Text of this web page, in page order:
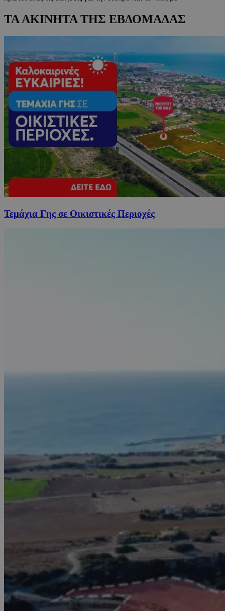
ΤΑ ΑΚΙΝΗΤΑ ΤΗΣ ΕΒΔΟΜΑΔΑΣ
Τεμάχια Γης σε Οικιστικές Περιοχές